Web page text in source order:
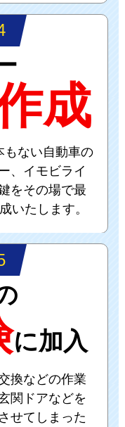
成
もない自動車の
、イモビライ
をその場で最
いたします。
に加入
換などの作業
関ドアなどを
せてしまった